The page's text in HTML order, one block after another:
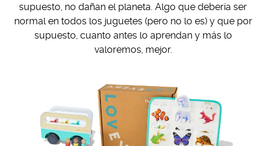
supuesto, no dañan el planeta. Algo que debería ser
normal en todos los juguetes (pero no lo es) y que por
supuesto, cuanto antes lo aprendan y más lo
valoremos, mejor.